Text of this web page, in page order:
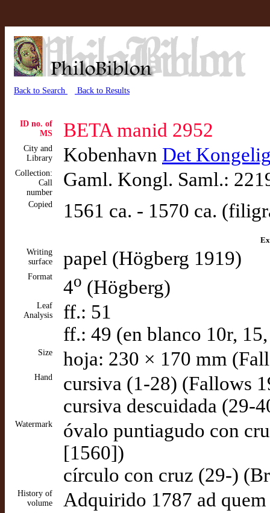
Back to Search Back to Results
ID no. of
MS
BETA manid 2952
City and
Library
Kobenhavn Det
Collection:
Call
number
Gaml. Kongl. Saml.:
Copied 1561 ca. - 1570 ca.
Writing
surface
papel (Högberg 1919)
Format 4o (Högberg)
Leaf
Analysis
ff.: 51
ff.: 49 (en blanco 10r,
Size hoja: 230 × 170 mm
Hand
cursiva (1-28) (Fallows
cursiva descuidada (29-
Watermark
óvalo puntiagudo con
[1560])
círculo con cruz (29-)
History of
volume
Adquirido 1787 ad